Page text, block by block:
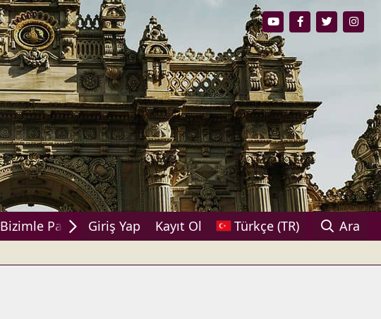
Bizimle Paylaşın!Giriş Yap Kayıt Ol Türkçe (TR) Ara